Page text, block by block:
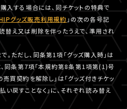
入する場合には、同チケットの特典で
グッズ販売利用規約 」の次の各号記
え又は削除を伴ったうえで、準用され
ただし、同条第1項「グッズ購入時」は
、同条第7項「本規約第8条第1項第(1)号
買契約を解除し」は「グッズ付きチケッ
戻すことなく」に、それぞれ読み替え